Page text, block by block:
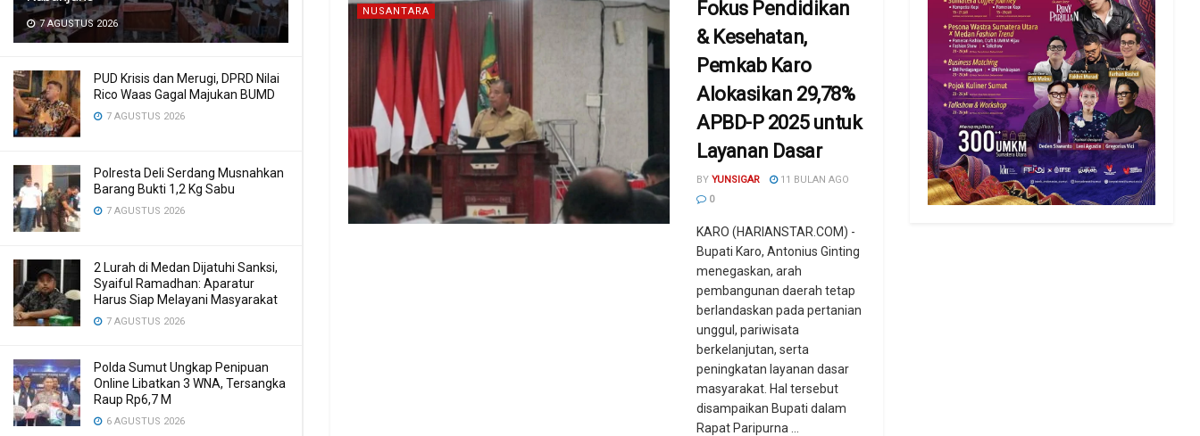
7 AGUSTUS 2026
PUD Krisis dan Merugi, DPRD Nilai
Rico Waas Gagal Majukan BUMD
7 AGUSTUS 2026
Polresta Deli Serdang Musnahkan
Barang Bukti 1,2 Kg Sabu
7 AGUSTUS 2026
2 Lurah di Medan Dijatuhi Sanksi,
Syaiful Ramadhan: Aparatur
Harus Siap Melayani Masyarakat
7 AGUSTUS 2026
Polda Sumut Ungkap Penipuan
Online Libatkan 3 WNA, Tersangka
Raup Rp6,7 M
6 AGUSTUS 2026
NUSANTARA
Fokus Pendidikan
& Kesehatan,
Pemkab Karo
Alokasikan 29,78%
APBD-P 2025 untuk
Layanan Dasar
BY YUNSIGAR
11 BULAN AGO
0
KARO (HARIANSTAR.COM) -
Bupati Karo, Antonius Ginting
menegaskan, arah
pembangunan daerah tetap
berlandaskan pada pertanian
unggul, pariwisata
berkelanjutan, serta
peningkatan layanan dasar
masyarakat. Hal tersebut
disampaikan Bupati dalam
Rapat Paripurna ...